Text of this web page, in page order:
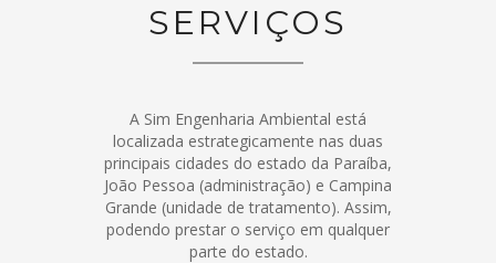
SERVIÇOS
A Sim Engenharia Ambiental está
localizada estrategicamente nas duas
principais cidades do estado da Paraíba,
João Pessoa (administração) e Campina
Grande (unidade de tratamento). Assim,
podendo prestar o serviço em qualquer
parte do estado.